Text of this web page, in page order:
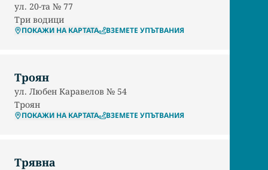
ул. 20-та № 77
Три водици
ПОКАЖИ НА КАРТАТА ВЗЕМЕТЕ УПЪТВАНИЯ
Троян
ул. Любен Каравелов № 54
Троян
ПОКАЖИ НА КАРТАТА ВЗЕМЕТЕ УПЪТВАНИЯ
Трявна